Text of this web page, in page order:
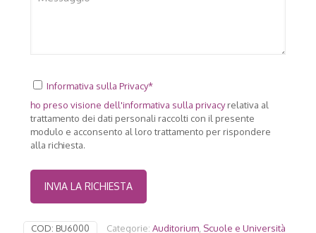
Informativa sulla Privacy*
ho preso visione dell'informativa sulla privacyrelativa al
trattamento dei dati personali raccolti con il presente
modulo e acconsento al loro trattamento per rispondere
alla richiesta.
COD: BU6000 Categorie: Auditorium Scuole e Università